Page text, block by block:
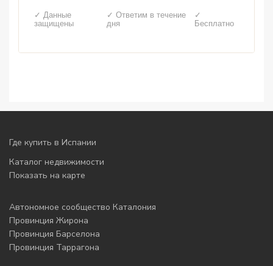
✓ Данные
защищены
✓ Ответим в течение
дня
✓
Бесплатно
Где купить в Испании
Каталог недвижимости
Показать на карте
Автономное сообщество Каталония
Провинция Жирона
Провинция Барселона
Провинция Таррагона